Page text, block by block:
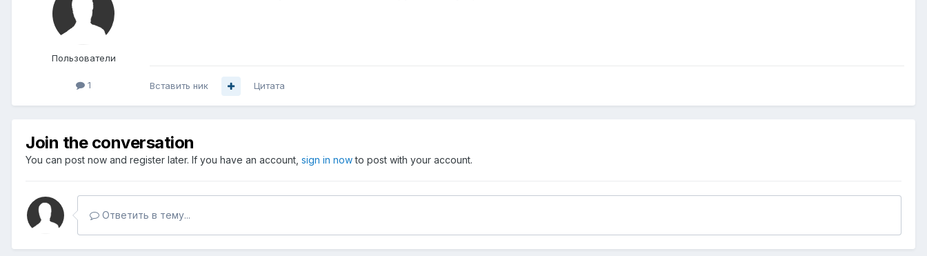
Пользователи
1 Вставить ник Цитата
Join the conversation
You can post now and register later. If you have an account, sign in nowto post with your account.
Ответить в тему...